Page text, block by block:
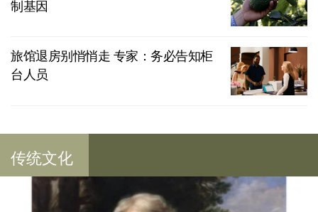
制基因
旅馆退房别悄悄走 专家：务必告知柜
台人员
传统文化